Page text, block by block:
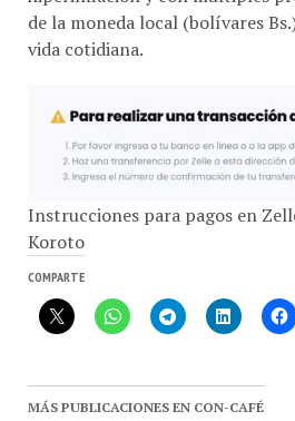
vida cotidiana.
Instrucciones para pagos en
Koroto
COMPARTE